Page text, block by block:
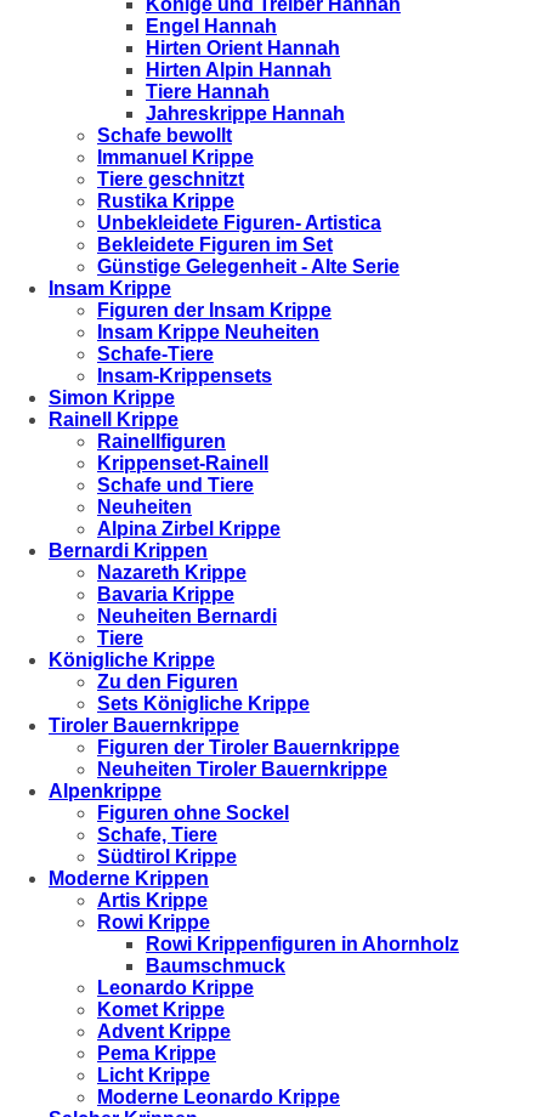
Könige und Treiber Hannah
Engel Hannah
Hirten Orient Hannah
Hirten Alpin Hannah
Tiere Hannah
Jahreskrippe Hannah
Schafe bewollt
Immanuel Krippe
Tiere geschnitzt
Rustika Krippe
Unbekleidete Figuren- Artistica
Bekleidete Figuren im Set
Günstige Gelegenheit - Alte Serie
Insam Krippe
Figuren der Insam Krippe
Insam Krippe Neuheiten
Schafe-Tiere
Insam-Krippensets
Simon Krippe
Rainell Krippe
Rainellfiguren
Krippenset-Rainell
Schafe und Tiere
Neuheiten
Alpina Zirbel Krippe
Bernardi Krippen
Nazareth Krippe
Bavaria Krippe
Neuheiten Bernardi
Tiere
Königliche Krippe
Zu den Figuren
Sets Königliche Krippe
Tiroler Bauernkrippe
Figuren der Tiroler Bauernkrippe
Neuheiten Tiroler Bauernkrippe
Alpenkrippe
Figuren ohne Sockel
Schafe, Tiere
Südtirol Krippe
Moderne Krippen
Artis Krippe
Rowi Krippe
Rowi Krippenfiguren in Ahornholz
Baumschmuck
Leonardo Krippe
Komet Krippe
Advent Krippe
Pema Krippe
Licht Krippe
Moderne Leonardo Krippe